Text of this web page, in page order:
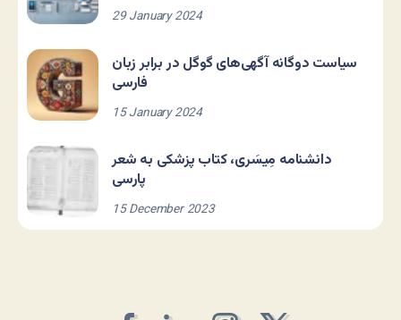
29 January 2024
سیاست دوگانه آگهی‌های گوگل در برابر زبان
فارسی
15 January 2024
دانشنامه مِیسَری، کتاب پزشکی به شعر
پارسی
15 December 2023